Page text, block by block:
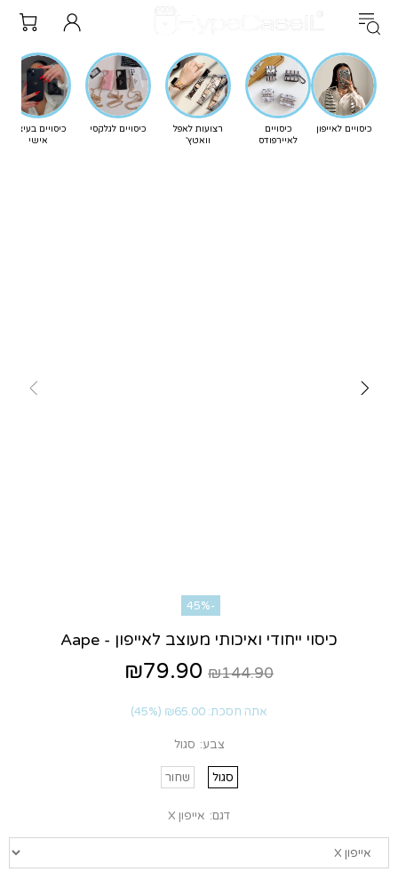
כיסויים לאייפון
כיסויים
לאיירפודס
רצועות לאפל
וואטץ'
כיסויים לגלקסי
כיסויים בעיצוב
אישי
-45%
כיסוי ייחודי ואיכותי מעוצב לאייפון - Aape
₪144.90
₪79.90
אתה חסכת: ₪65.00
(45%)
צבע: סגול
סגול שחור
דגם: אייפון X